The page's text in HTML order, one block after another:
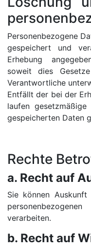
Personenbezogene
gespeichert und
Erhebung
soweit dies
Verantwortliche
Entfällt der bei der
laufen
gespeicherten Daten
Rechte
a. Recht auf
Sie können
verarbeiten.
b. Recht auf